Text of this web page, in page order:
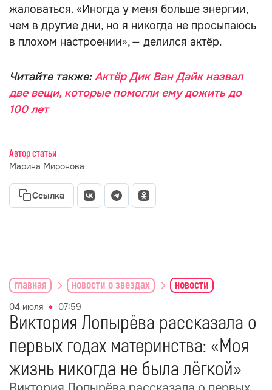
жаловаться. «Иногда у меня больше энергии,
чем в другие дни, но я никогда не просыпаюсь
в плохом настроении», — делился актёр.
Читайте также:Актёр Дик Ван Дайк назвал
две вещи, которые помогли ему дожить до
100 лет
Автор статьи
Марина Миронова
Ссылка
главная новости о звездах новости
04 июля 07:59
Виктория Лопырёва рассказала о
первых годах материнства: «Моя
жизнь никогда не была лёгкой»